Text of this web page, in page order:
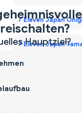
7 Eleven Japan
7 Eleven Japan
7 Eleven Laredo
A2 Desi Ghee
Hauptziel?